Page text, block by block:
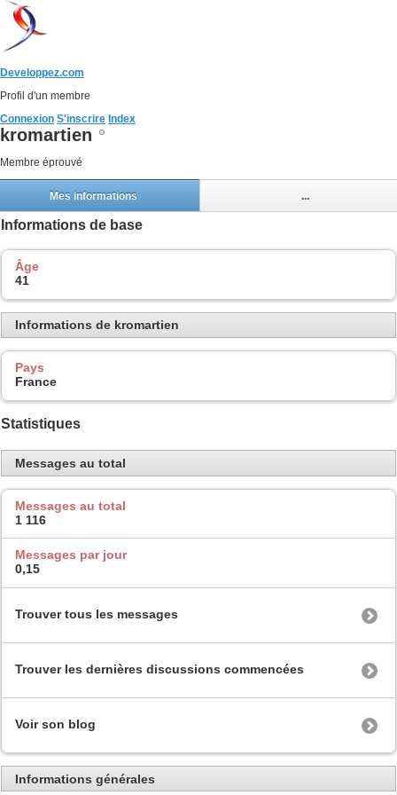
Developpez.com
Profil d'un membre
Connexion S'inscrire Index
kromartien
Membre éprouvé
Mes informations ...
Informations de base
Âge
41
Informations de kromartien
Pays
France
Statistiques
Messages au total
Messages au total
1 116
Messages par jour
0,15
Trouver tous les messages
Trouver les dernières discussions commencées
Voir son blog
Informations générales